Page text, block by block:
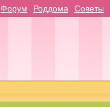
Форум Роддома Советы